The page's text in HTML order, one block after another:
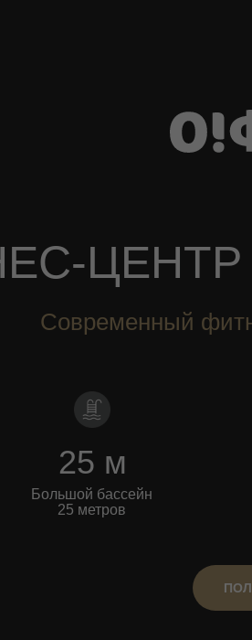
Современный
25 м
Большой бассейн
25 метров